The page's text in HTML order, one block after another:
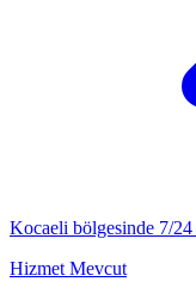
Kocaeli bölgesinde 7/24
Hizmet Mevcut